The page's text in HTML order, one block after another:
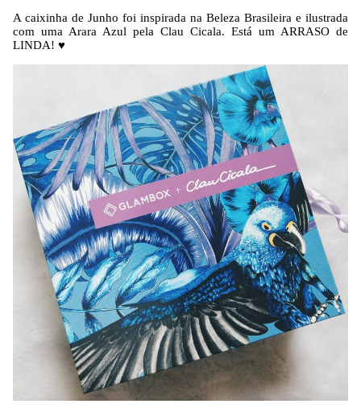
A caixinha de Junho foi inspirada na Beleza Brasileira e ilustrada
com uma Arara Azul pela Clau Cicala. Está um ARRASO de
LINDA! ♥